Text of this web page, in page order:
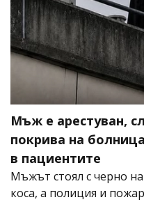
Мъж е арестуван,
покрива на
в пациентите
Мъжът стоял с черно
коса, а полиция и